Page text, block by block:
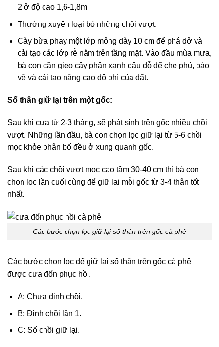
2 ở độ cao 1,6-1,8m.
Thường xuyên loại bỏ những chồi vượt.
Cày bừa phay một lớp mỏng dày 10 cm để phá dở và
cải tạo các lớp rễ nằm trên tầng mặt. Vào đầu mùa mưa,
bà con cần gieo cây phân xanh đậu đỗ để che phủ, bảo
vệ và cải tạo nâng cao độ phì của đất.
Số thân giữ lại trên một gốc:
Sau khi cưa từ 2-3 tháng, sẽ phát sinh trên gốc nhiều chồi
vượt. Những lần đầu, bà con chọn lọc giữ lại từ 5-6 chồi
mọc khỏe phân bố đều ở xung quanh gốc.
Sau khi các chồi vượt mọc cao tầm 30-40 cm thì bà con
chọn lọc lần cuối cùng để giữ lại mỗi gốc từ 3-4 thân tốt
nhất.
Các bước chọn lọc giữ lại số thân trên gốc cà phê
Các bước chọn lọc để giữ lại số thân trên gốc cà phê
được cưa đốn phục hồi.
A: Chưa định chồi.
B: Định chồi lần 1.
C: Số chồi giữ lại.